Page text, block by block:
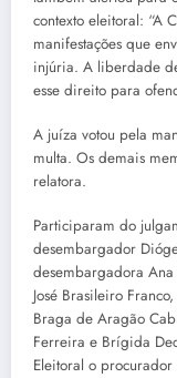
contexto eleitoral: “A
manifestações que
injúria. A liberdade
esse direito para
A juíza votou pela
multa. Os demais
relatora.
Participaram do
desembargador
desembargadora
José Brasileiro
Braga de Aragão
Ferreira e Brígida
Eleitoral o procurador